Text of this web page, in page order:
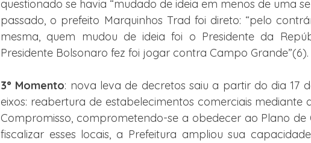
questionado se havia “mudado de ideia em menos de uma
passado, o prefeito Marquinhos Trad foi direto: “pelo
mesma, quem mudou de ideia foi o Presidente da
Presidente Bolsonaro fez foi jogar contra Campo Grande”(6).
3° Momento: nova leva de decretos saiu a partir do dia 17
eixos: reabertura de estabelecimentos comerciais mediante
Compromisso, comprometendo-se a obedecer ao Plano de
fiscalizar esses locais, a Prefeitura ampliou sua